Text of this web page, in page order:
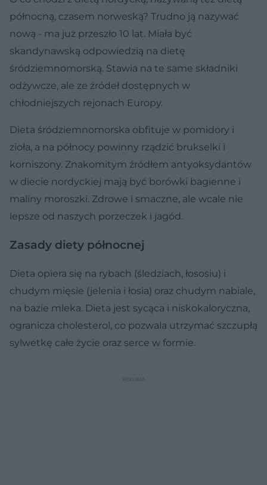
północną, czasem norweską? Trudno ją nazywać
nową - ma już przeszło 10 lat. Miała być
skandynawską odpowiedzią na dietę
śródziemnomorską. Stawia na te same składniki
odżywcze, ale ze źródeł dostępnych w
chłodniejszych rejonach Europy.
Dieta śródziemnomorska obfituje w pomidory i
zioła, a na północy powinny rządzić brukselki i
korniszony. Znakomitym źródłem antyoksydantów
w diecie nordyckiej mają być borówki bagienne i
maliny moroszki. Zdrowe i smaczne, ale wcale nie
lepsze od naszych porzeczek i jagód.
Zasady diety północnej
Dieta opiera się na rybach (śledziach, łososiu) i
chudym mięsie (jelenia i łosia) oraz chudym nabiale,
na bazie mleka. Dieta jest sycąca i niskokaloryczna,
ogranicza cholesterol, co pozwala utrzymać szczupłą
sylwetkę całe życie oraz serce w formie.